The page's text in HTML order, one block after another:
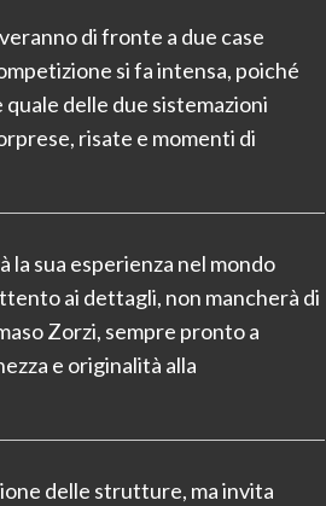
di fronte a due case
si fa intensa, poiché
delle due sistemazioni
risate e momenti di
la sua esperienza nel mondo
ai dettagli, non mancherà di
Zorzi, sempre pronto a
e originalità alla
delle strutture, ma invita